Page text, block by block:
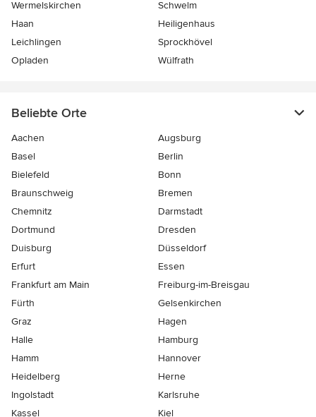
Wermelskirchen
Schwelm
Haan
Heiligenhaus
Leichlingen
Sprockhövel
Opladen
Wülfrath
Beliebte Orte
Aachen
Augsburg
Basel
Berlin
Bielefeld
Bonn
Braunschweig
Bremen
Chemnitz
Darmstadt
Dortmund
Dresden
Duisburg
Düsseldorf
Erfurt
Essen
Frankfurt am Main
Freiburg-im-Breisgau
Fürth
Gelsenkirchen
Graz
Hagen
Halle
Hamburg
Hamm
Hannover
Heidelberg
Herne
Ingolstadt
Karlsruhe
Kassel
Kiel